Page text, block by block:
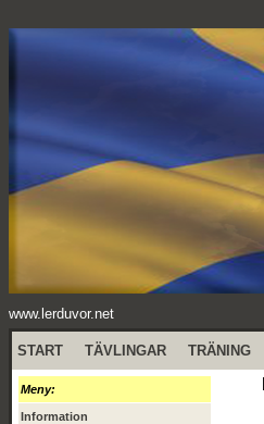
www.lerduvor.net
START TÄVLINGAR TRÄNING
Meny:
Information